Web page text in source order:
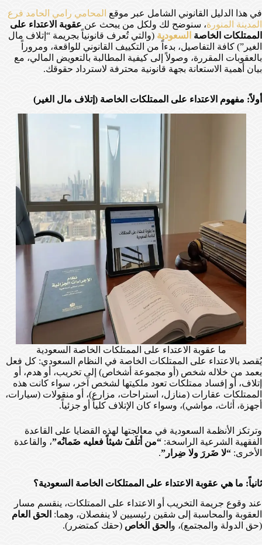
في هذا الدليل القانوني الشامل عبر موقع المحامي رامي الحامد فرع
المدينة المنورة، سنوضح لك ولكل من يبحث عن عقوبة الاعتداء على
الممتلكات الخاصة السعودية (والتي تُعرف قانونياً بجريمة “إتلاف مال
الغير”) كافة التفاصيل، بدءاً من التكييف القانوني للواقعة، ومروراً
بالعقوبات المقررة، وصولاً إلى كيفية المطالبة بالتعويض المالي، مع
بيان أهمية الاستعانة بجهة قانونية محترفة لاسترداد حقوقك.
أولاً: مفهوم الاعتداء على الممتلكات الخاصة (إتلاف مال الغير)
ما عقوبة الاعتداء على الممتلكات الخاصة السعودية
يُقصد بالاعتداء على الممتلكات الخاصة في النظام السعودي: كل فعل
يعمد من خلاله شخص (أو مجموعة أشخاص) إلى تخريب، أو هدم، أو
إتلاف، أو إفساد ممتلكات تعود ملكيتها لشخص آخر، سواء كانت هذه
الممتلكات عقارات (منازل، استراحات، مزارع)، أو منقولات (سيارات،
أجهزة، أثاث، مواشي)، وسواء كان الإتلاف كلياً أو جزئياً.
وترتكز الأنظمة السعودية في معالجتها لهذه القضايا على القاعدة
الفقهية الشرعية الراسخة: “من أتلَفَ شيئاً فعليه ضَمانُه”، والقاعدة
الأخرى: “لا ضَررَ ولا ضِرار”.
ثانياً: ما هي عقوبة الاعتداء على الممتلكات الخاصة السعودية؟
عند وقوع جريمة التخريب أو الاعتداء على الممتلكات، ينقسم مسار
العقوبة والمحاسبة إلى شقين رئيسيين لا ينفصلان، وهما: الحق العام
(حق الدولة والمجتمع)، و الحق الخاص (حقك كمتضرر).